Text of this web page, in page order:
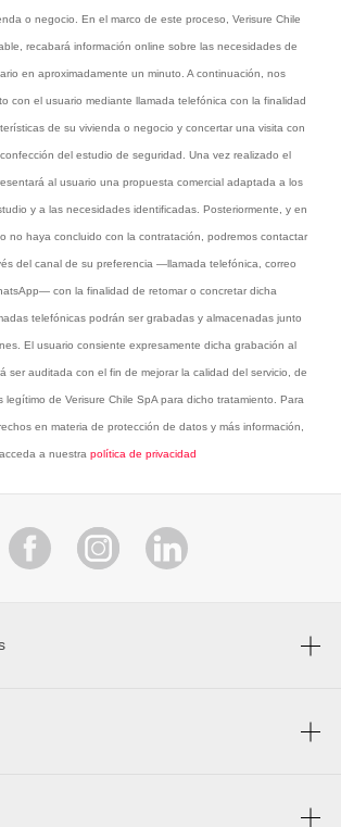
o negocio. En el marco de este proceso, Verisure Chile
recabará información online sobre las necesidades de
en aproximadamente un minuto. A continuación, nos
con el usuario mediante llamada telefónica con la finalidad
de su vivienda o negocio y concertar una visita con
del estudio de seguridad. Una vez realizado el
al usuario una propuesta comercial adaptada a los
y a las necesidades identificadas. Posteriormente, y en
no haya concluido con la contratación, podremos contactar
del canal de su preferencia —llamada telefónica, correo
con la finalidad de retomar o concretar dicha
telefónicas podrán ser grabadas y almacenadas junto
El usuario consiente expresamente dicha grabación al
ser auditada con el fin de mejorar la calidad del servicio, de
legítimo de Verisure Chile SpA para dicho tratamiento. Para
en materia de protección de datos y más información,
acceda a nuestra política de privacidad